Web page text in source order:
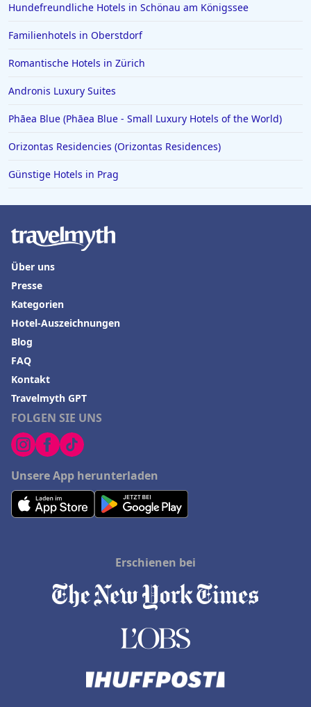
Hundefreundliche Hotels in Schönau am Königssee
Familienhotels in Oberstdorf
Romantische Hotels in Zürich
Andronis Luxury Suites
Phāea Blue (Phāea Blue - Small Luxury Hotels of the World)
Orizontas Residencies (Orizontas Residences)
Günstige Hotels in Prag
FOLGEN SIE UNS
Unsere App herunterladen
Über uns
Presse
Kategorien
Hotel-Auszeichnungen
Blog
FAQ
Kontakt
Travelmyth GPT
Erschienen bei